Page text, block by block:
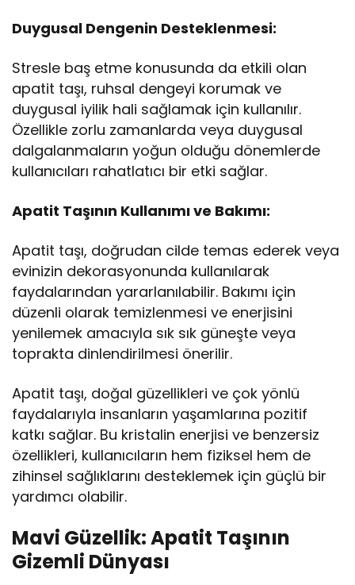
Duygusal Dengenin Desteklenmesi:
Stresle baş etme konusunda da etkili olan
apatit taşı, ruhsal dengeyi korumak ve
duygusal iyilik hali sağlamak için kullanılır.
Özellikle zorlu zamanlarda veya duygusal
dalgalanmaların yoğun olduğu dönemlerde
kullanıcıları rahatlatıcı bir etki sağlar.
Apatit Taşının Kullanımı ve Bakımı:
Apatit taşı, doğrudan cilde temas ederek veya
evinizin dekorasyonunda kullanılarak
faydalarından yararlanılabilir. Bakımı için
düzenli olarak temizlenmesi ve enerjisini
yenilemek amacıyla sık sık güneşte veya
toprakta dinlendirilmesi önerilir.
Apatit taşı, doğal güzellikleri ve çok yönlü
faydalarıyla insanların yaşamlarına pozitif
katkı sağlar. Bu kristalin enerjisi ve benzersiz
özellikleri, kullanıcıların hem fiziksel hem de
zihinsel sağlıklarını desteklemek için güçlü bir
yardımcı olabilir.
Mavi Güzellik: Apatit Taşının
Gizemli Dünyası